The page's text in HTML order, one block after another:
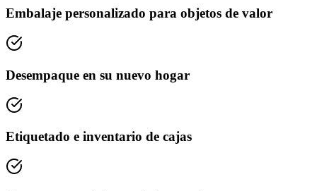
Embalaje personalizado para objetos de valor
Desempaque en su nuevo hogar
Etiquetado e inventario de cajas